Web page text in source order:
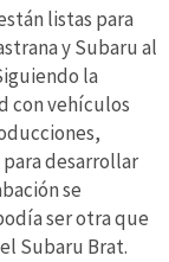
listas para
y Subaru al
la
con vehículos
desarrollar
se
ser otra que
Subaru Brat.